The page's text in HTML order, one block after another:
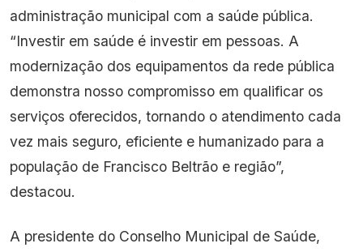
administração municipal com a saúde pública.
“Investir em saúde é investir em pessoas. A
modernização dos equipamentos da rede pública
demonstra nosso compromisso em qualificar os
serviços oferecidos, tornando o atendimento cada
vez mais seguro, eficiente e humanizado para a
população de Francisco Beltrão e região”,
destacou.
A presidente do Conselho Municipal de Saúde,